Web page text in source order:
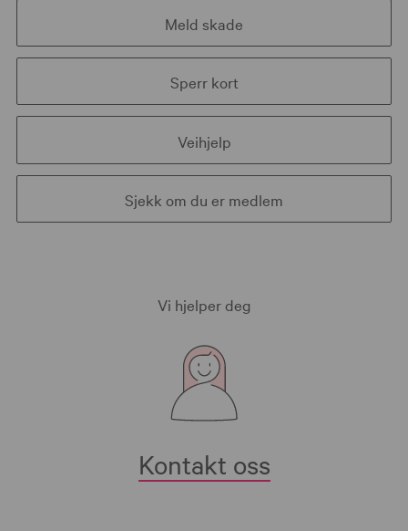
Meld skade
Sperr kort
Veihjelp
Sjekk om du er medlem
Vi hjelper deg
Kontakt oss